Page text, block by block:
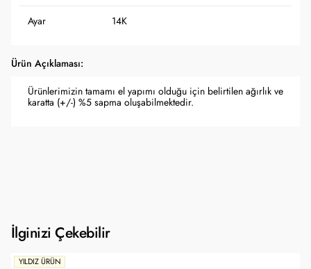
Ayar 14K
Ürün Açıklaması:
Ürünlerimizin tamamı el yapımı olduğu için belirtilen ağırlık ve
karatta (+/-) %5 sapma oluşabilmektedir.
İlginizi Çekebilir
YILDIZ ÜRÜN